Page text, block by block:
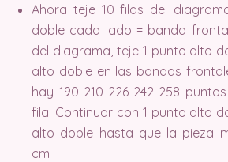
Ahora teje 10 filas del
doble cada lado = banda
del diagrama, teje 1 punto alto
alto doble en las bandas
hay 190-210-226-242-258
fila. Continuar con 1 punto alto
alto doble hasta que la pieza
cm